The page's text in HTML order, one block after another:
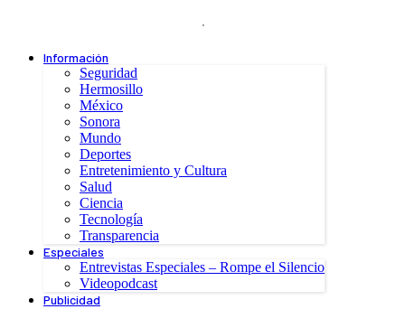
.
Información
Seguridad
Hermosillo
México
Sonora
Mundo
Deportes
Entretenimiento y Cultura
Salud
Ciencia
Tecnología
Transparencia
Especiales
Entrevistas Especiales – Rompe el Silencio
Videopodcast
Publicidad